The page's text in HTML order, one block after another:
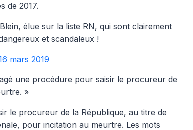
de 2017.
élue sur la liste RN, qui sont clairement
et scandaleux !
mars 2019
une procédure pour saisir le procureur de
»
le procureur de la République, au titre de
pour incitation au meurtre. Les mots